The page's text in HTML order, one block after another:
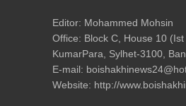
Editor: Mohammed Mohsin
Office: Block C, House 10
KumarPara, Sylhet-3100,
E-mail:
Website: http://